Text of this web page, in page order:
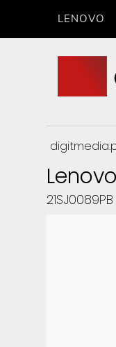
LENOVO
21SJ0089PB